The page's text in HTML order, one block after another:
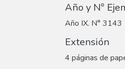
Año y N°
Año IX. N° 3143
Extensión
4 páginas de